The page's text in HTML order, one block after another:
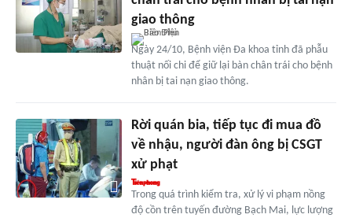
giao thông
Ngày 24/10, Bệnh viện Đa khoa tỉnh đã phẫu
thuật nối chi để giữ lại bàn chân trái cho bệnh
nhân bị tai nạn giao thông.
Rời quán bia, tiếp tục đi mua đồ
về nhậu, người đàn ông bị CSGT
xử phạt
Trong quá trình kiểm tra, xử lý vi phạm nồng
độ cồn trên tuyến đường Bạch Mai, lực lượng